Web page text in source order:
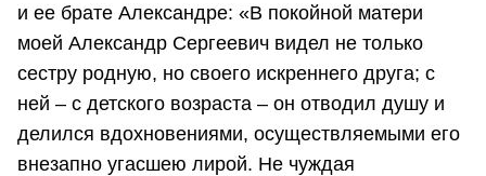
и ее брате Александре: «В покойной матери
моей Александр Сергеевич видел не только
сестру родную, но своего искреннего друга; с
ней – с детского возраста – он отводил душу и
делился вдохновениями, осуществляемыми его
внезапно угасшею лирой. Не чуждая